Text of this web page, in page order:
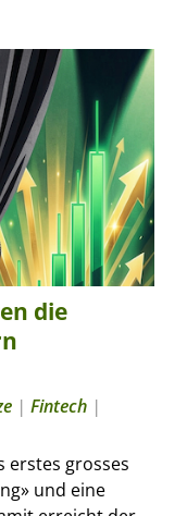
die
| Fintech |
erstes grosses
und eine